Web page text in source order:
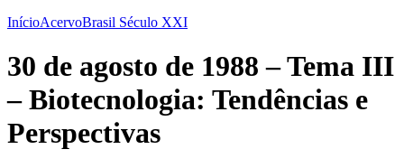
InícioAcervoBrasil Século XXI
30 de agosto de 1988 – Tema III
– Biotecnologia: Tendências e
Perspectivas